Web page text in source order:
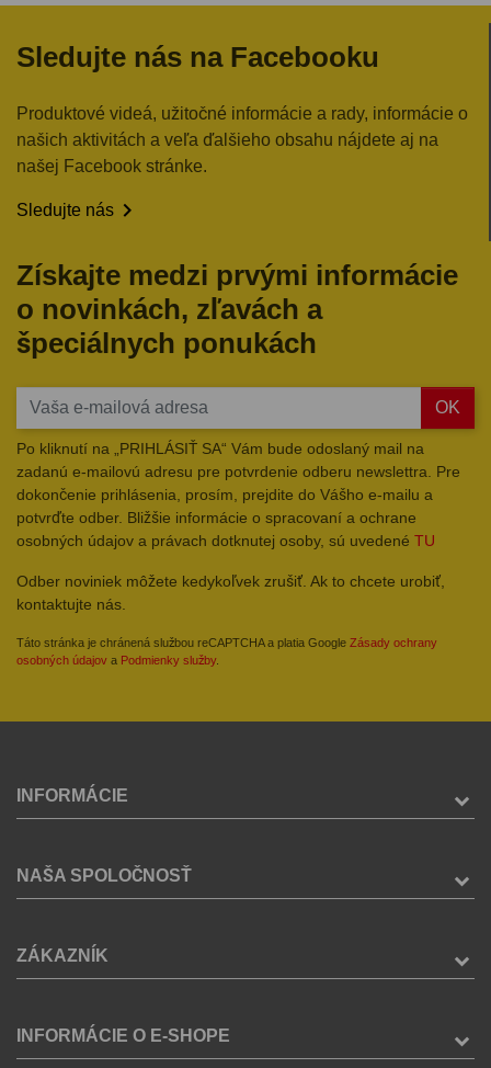
Sledujte nás na Facebooku
Produktové videá, užitočné informácie a rady, informácie o
našich aktivitách a veľa ďalšieho obsahu nájdete aj na
našej Facebook stránke.
Sledujte nás 
Získajte medzi prvými informácie
o novinkách, zľavách a
špeciálnych ponukách
OK
Po kliknutí na „PRIHLÁSIŤ SA“ Vám bude odoslaný mail na
zadanú e-mailovú adresu pre potvrdenie odberu newslettra. Pre
dokončenie prihlásenia, prosím, prejdite do Vášho e-mailu a
potvrďte odber. Bližšie informácie o spracovaní a ochrane
osobných údajov a právach dotknutej osoby, sú uvedené TU
Odber noviniek môžete kedykoľvek zrušiť. Ak to chcete urobiť,
kontaktujte nás.
Táto stránka je chránená službou reCAPTCHA a platia Google Zásady ochrany
osobných údajov a Podmienky služby.
INFORMÁCIE
NAŠA SPOLOČNOSŤ
ZÁKAZNÍK
INFORMÁCIE O E-SHOPE